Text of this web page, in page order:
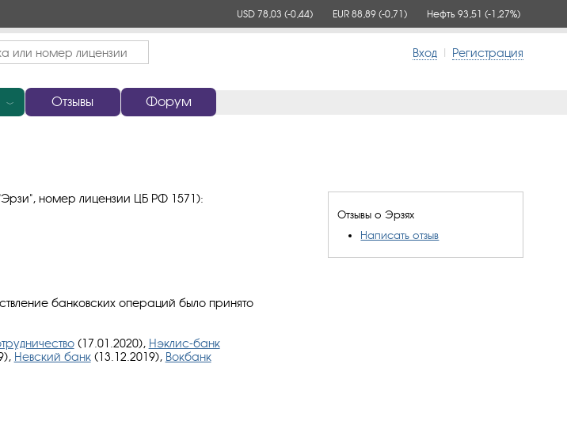
USD 78,03 (-0,44) EUR 88,89 (-0,71) Нефть 93,51 (-1,27%)
Вход | Регистрация
﹀ Отзывы Форум
Отзывы о Эрзях
Написать отзыв
номер лицензии ЦБ РФ 1571):
банковских операций было принято
(17.01.2020), Нэклис-банк
Невский банк(13.12.2019), Вокбанк